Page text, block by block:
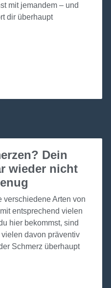
mit jemandem – und
dir überhaupt
Dein
wieder nicht
verschiedene Arten von
entsprechend vielen
hier bekommst, sind
davon präventiv
Schmerz überhaupt